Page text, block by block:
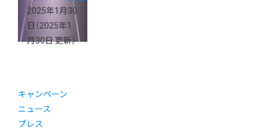
2025年1月30
日 （2025年1
月30日 更新）
キャンペーン
ニュース
プレス